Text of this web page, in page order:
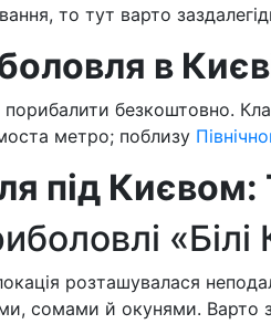
то тут варто
в
безкоштовно.
моста метро; поблизу
під
«Білі
розташувалася
сомами й окунями. Варто